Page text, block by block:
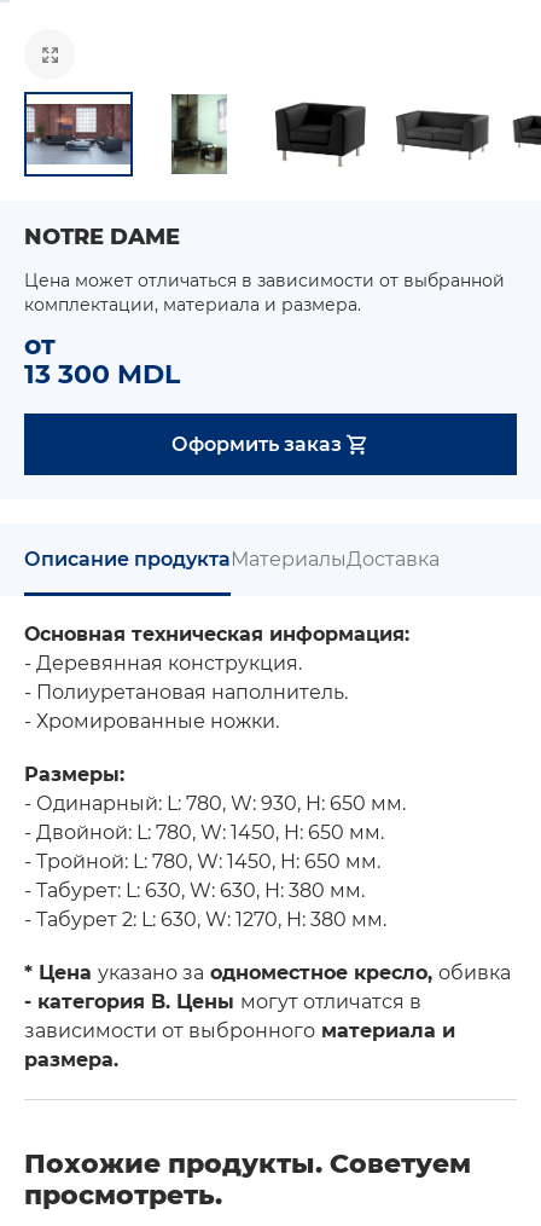
NOTRE DAME
Цена может отличаться в зависимости от выбранной
комплектации, материала и размера.
от
13 300 MDL
Оформить заказ
Описание продуктаМатериалыДоставка
Основная техническая информация:
- Деревянная конструкция.
- Полиуретановая наполнитель.
- Хромированные ножки.
Размеры:
- Одинарный: L: 780, W: 930, H: 650 мм.
- Двойной: L: 780, W: 1450, H: 650 мм.
- Тройной: L: 780, W: 1450, H: 650 мм.
- Табурет: L: 630, W: 630, H: 380 мм.
- Табурет 2: L: 630, W: 1270, H: 380 мм.
* Цена указано за одноместное кресло, обивка
- категория B. Цены могут отличатся в
зависимости от выбронного материала и
размера.
Похожие продукты. Советуем
просмотреть.